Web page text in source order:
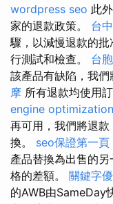
wordpress seo 此
家的退款政策。 台
驟，以減慢退款的
行測試和檢查。 台
該產品有缺陷，我
摩 所有退款均使用
engine optimization
再可用，我們將退
換。 seo保證第一頁
產品替換為出售的
格的差額。 關鍵字
的AWB由SameDay